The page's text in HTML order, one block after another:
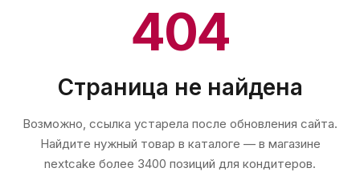
404
Страница не найдена
Возможно, ссылка устарела после обновления сайта.
Найдите нужный товар в каталоге — в магазине
nextcake более 3400 позиций для кондитеров.